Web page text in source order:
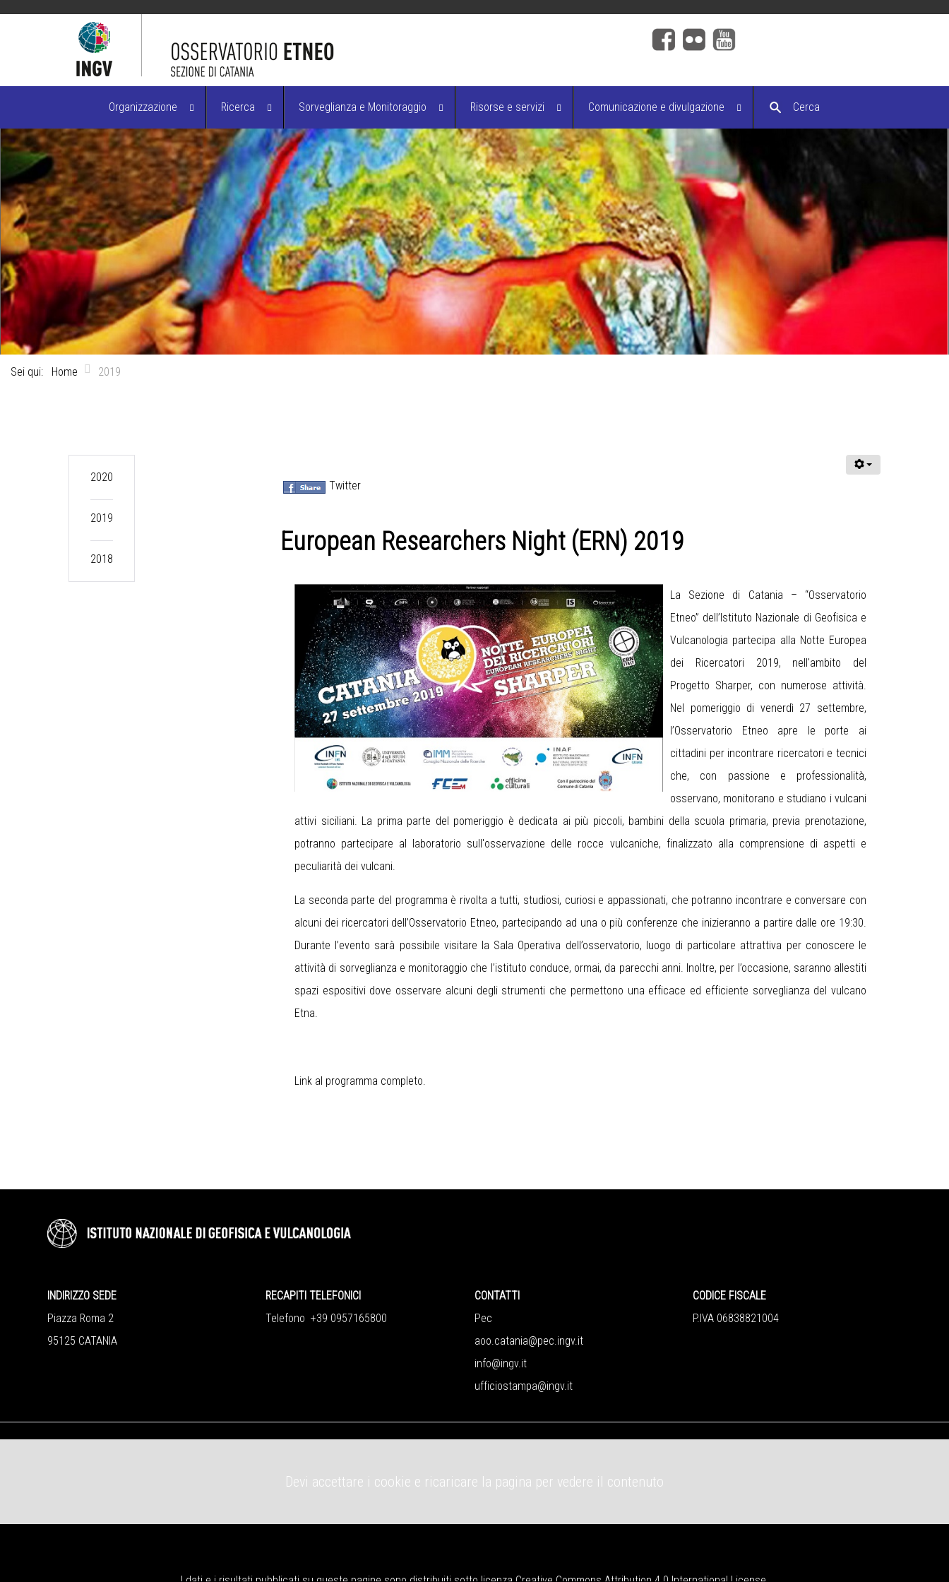
Organizzazione Ricerca Sorveglianza e Monitoraggio Risorse e servizi Comunicazione e divulgazione Cerca
Sei qui: Home 2019
2020
2019
2018
Twitter
European Researchers Night (ERN) 2019
La Sezione di Catania – “Osservatorio
Etneo” dell’Istituto Nazionale di Geofisica e
Vulcanologia partecipa alla Notte Europea
dei Ricercatori 2019, nell'ambito del
Progetto Sharper, con numerose attività.
Nel pomeriggio di venerdì 27 settembre,
l’Osservatorio Etneo apre le porte ai
cittadini per incontrare ricercatori e tecnici
che, con passione e professionalità,
osservano, monitorano e studiano i vulcani
attivi siciliani. La prima parte del pomeriggio è dedicata ai più piccoli, bambini della scuola primaria, previa prenotazione,
potranno partecipare al laboratorio sull'osservazione delle rocce vulcaniche, finalizzato alla comprensione di aspetti e
peculiarità dei vulcani.
La seconda parte del programma è rivolta a tutti, studiosi, curiosi e appassionati, che potranno incontrare e conversare con
alcuni dei ricercatori dell’Osservatorio Etneo, partecipando ad una o più conferenze che inizieranno a partire dalle ore 19:30.
Durante l’evento sarà possibile visitare la Sala Operativa dell’osservatorio, luogo di particolare attrattiva per conoscere le
attività di sorveglianza e monitoraggio che l’istituto conduce, ormai, da parecchi anni. Inoltre, per l’occasione, saranno allestiti
spazi espositivi dove osservare alcuni degli strumenti che permettono una efficace ed efficiente sorveglianza del vulcano
Etna.
Link al programma completo.
INDIRIZZO SEDE
Piazza Roma 2
95125 CATANIA
RECAPITI TELEFONICI
Telefono +39 0957165800
CONTATTI
Pec
aoo.catania@pec.ingv.it
info@ingv.it
ufficiostampa@ingv.it
CODICE FISCALE
P.IVA 06838821004
Devi accettare i cookie e ricaricare la pagina per vedere il contenuto